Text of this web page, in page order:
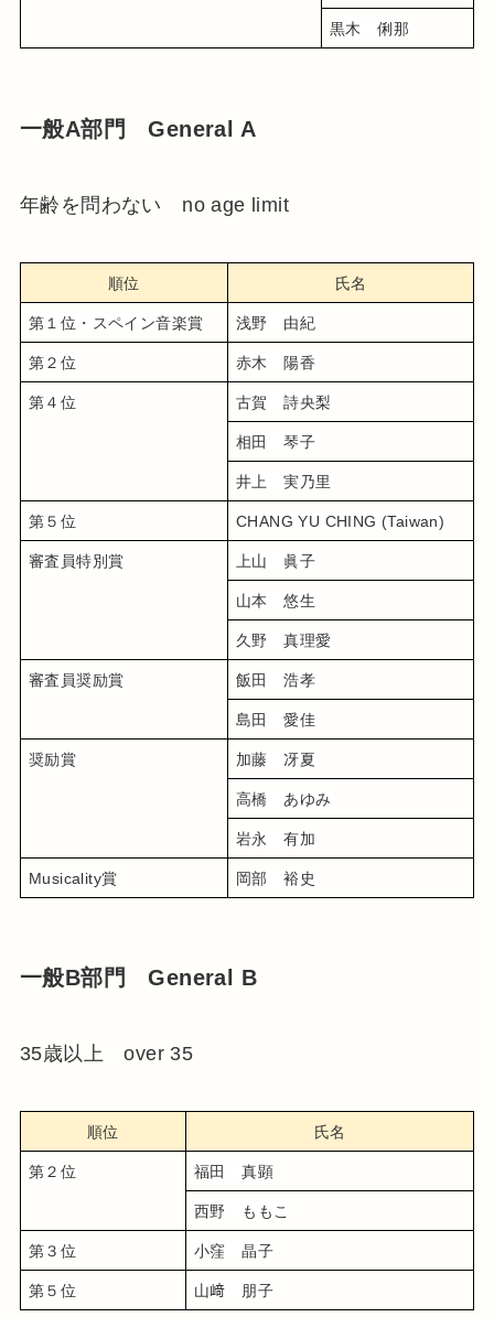
黒木　俐那
一般A部門 General A
年齢を問わない no age limit
順位 氏名
第１位・スペイン音楽賞 浅野　由紀
第２位 赤木　陽香
第４位 古賀　詩央梨
相田　琴子
井上　実乃里
第５位 CHANG YU CHING (Taiwan)
審査員特別賞 上山　眞子
山本　悠生
久野　真理愛
審査員奨励賞 飯田　浩孝
島田　愛佳
奨励賞 加藤　冴夏
高橋　あゆみ
岩永　有加
Musicality賞 岡部　裕史
一般B部門 General B
35歳以上 over 35
順位 氏名
第２位 福田　真顕
西野　ももこ
第３位 小窪　晶子
第５位 山﨑　朋子